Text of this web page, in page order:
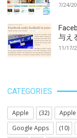
7/24/
与え
11/17/
CATEGORIES
Apple (32) Apple
Google Apps
(10)